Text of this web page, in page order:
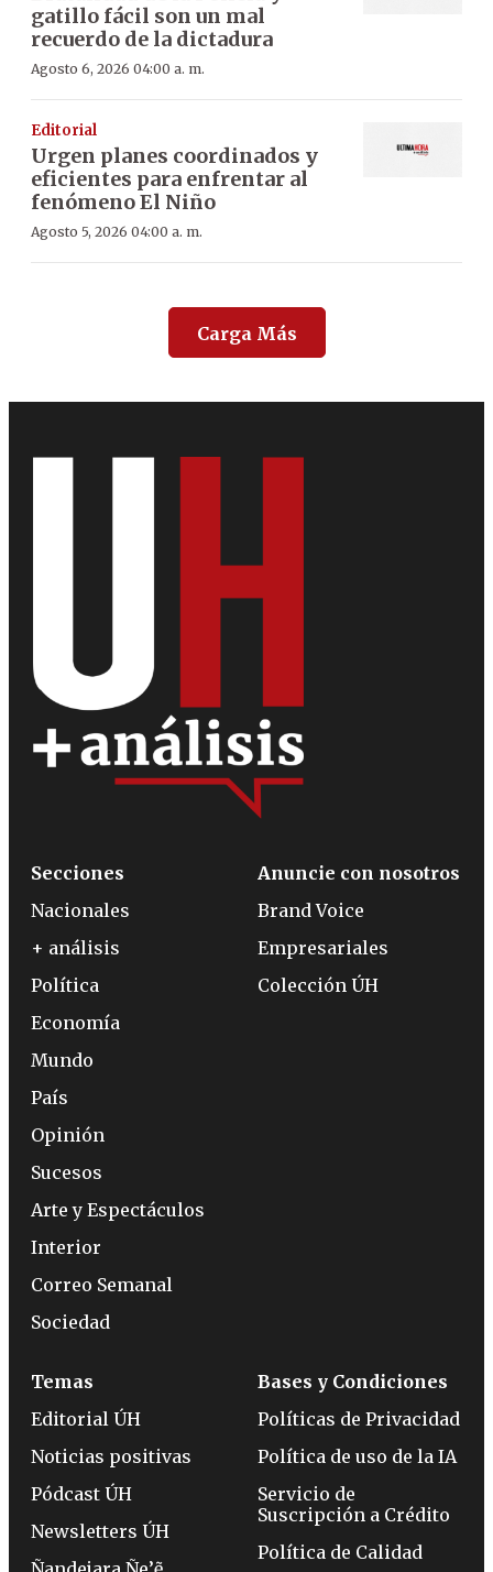
gatillo fácil son un mal
recuerdo de la dictadura
Agosto 6, 2026 04:00 a. m.
Editorial
Urgen planes coordinados y
eficientes para enfrentar al
fenómeno El Niño
Agosto 5, 2026 04:00 a. m.
Carga Más
Secciones
Nacionales
+ análisis
Política
Economía
Mundo
País
Opinión
Sucesos
Arte y Espectáculos
Interior
Correo Semanal
Sociedad
Anuncie con nosotros
Brand Voice
Empresariales
Colección ÚH
Temas
Editorial ÚH
Noticias positivas
Pódcast ÚH
Newsletters ÚH
Bases y Condiciones
Políticas de Privacidad
Política de uso de la IA
Servicio de
Suscripción a Crédito
Política de Calidad